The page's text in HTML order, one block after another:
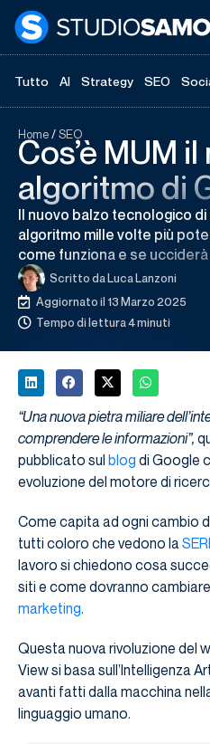
Tutto AI Strategy SEO
Home/SEO
Cos’è MUM
algoritmo di
Il nuovo balzo tecnologico di
algoritmo mille volte più
come funziona e se ucciderà
Scritto daLuca Lanzoni
Aggiornato il 13 Marzo 2025
Tempo di lettura 4 minuti
“Una nuova pietra miliare
comprendere le informazioni”,
pubblicato sul blog di Google
evoluzione del motore di
Come capita ad ogni cambio
tutti coloro che vedono la
lavoro si chiedono cosa
siti e come dovranno
marketing.
Questa nuova rivoluzione del
View si basa sull’Intelligenza
avanti fatti dalla macchina
linguaggio umano.